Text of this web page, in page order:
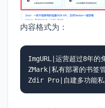
内容格式为：
ImgURL|运营超过8
ZMark|私有部署的书
Zdir Pro|自建多功能